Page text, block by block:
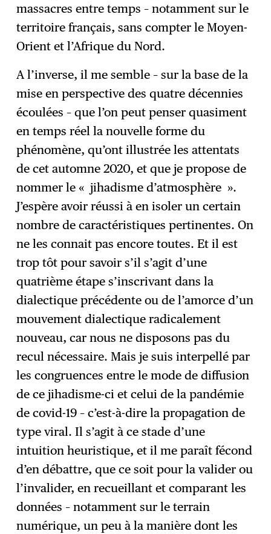
massacres entre temps – notamment sur le
territoire français, sans compter le Moyen-
Orient et l’Afrique du Nord.
A l’inverse, il me semble – sur la base de la
mise en perspective des quatre décennies
écoulées – que l’on peut penser quasiment
en temps réel la nouvelle forme du
phénomène, qu’ont illustrée les attentats
de cet automne 2020, et que je propose de
nommer le « jihadisme d’atmosphère ».
J’espère avoir réussi à en isoler un certain
nombre de caractéristiques pertinentes. On
ne les connait pas encore toutes. Et il est
trop tôt pour savoir s’il s’agit d’une
quatrième étape s’inscrivant dans la
dialectique précédente ou de l’amorce d’un
mouvement dialectique radicalement
nouveau, car nous ne disposons pas du
recul nécessaire. Mais je suis interpellé par
les congruences entre le mode de diffusion
de ce jihadisme-ci et celui de la pandémie
de covid-19 – c’est-à-dire la propagation de
type viral. Il s’agit à ce stade d’une
intuition heuristique, et il me paraît fécond
d’en débattre, que ce soit pour la valider ou
l’invalider, en recueillant et comparant les
données – notamment sur le terrain
numérique, un peu à la manière dont les